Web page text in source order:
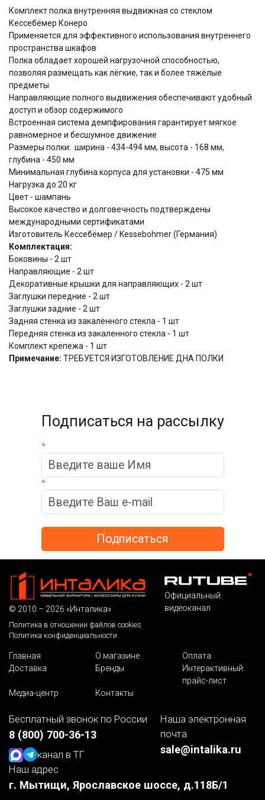
Комплект полка внутренняя выдвижная со стеклом
Кессебёмер Конеро
Применяется для эффективного использования внутреннего
пространства шкафов
Полка обладает хорошей нагрузочной способностью,
позволяя размещать как лёгкие, так и более тяжёлые
предметы
Направляющие полного выдвижения обеспечивают удобный
доступ и обзор содержимого
Встроенная система демпфирования гарантирует мягкое
равномерное и бесшумное движение
Размеры полки: ширина - 434-494 мм, высота - 168 мм,
глубина - 450 мм
Минимальная глубина корпуса для установки - 475 мм
Нагрузка до 20 кг
Цвет - шампань
Высокое качество и долговечность подтверждены
международными сертификатами
Изготовитель Кессебёмер / Kessebohmer (Германия)
Комплектация:
Боковины - 2 шт
Направляющие - 2 шт
Декоративные крышки для направляющих - 2 шт
Заглушки передние - 2 шт
Заглушки задние - 2 шт
Задняя стенка из закалённого стекла - 1 шт
Передняя стенка из закаленного стекла - 1 шт
Комплект крепежа - 1 шт
Примечание: ТРЕБУЕТСЯ ИЗГОТОВЛЕНИЕ ДНА ПОЛКИ
Подписаться на рассылку
*
*
© 2010 – 2026 «Инталика»
Политика в отношении файлов cookies
Политика конфиденциальности
Официальный
видеоканал
Главная О магазине
Оплата
Доставка
Бренды
Интерактивный
прайс-лист
Медиа-центр
Контакты
Бесплатный звонок по России
8 (800) 700-36-13
канал в ТГ
Наша электронная
почта
sale@intalika.ru
Наш адрес
г. Мытищи, Ярославское шоссе, д.118Б/1